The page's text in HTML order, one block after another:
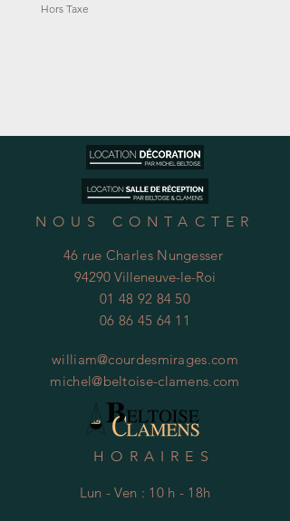
Hors Taxe
NOUS CONTACTER
46 rue Charles Nungesser
94290 Villeneuve-le-Roi
01 48 92 84 50
06 86 45 64 11
william@courdesmirages.com
michel@beltoise-clamens.com
HORAIRES
Lun - Ven : 10 h - 18h